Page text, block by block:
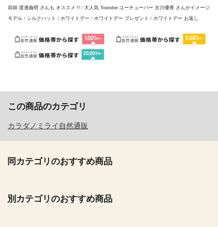
容師 渡邊義明 さんも オススメ !! / 大人気 Youtuber ユーチューバー 古川優香 さんがイメージ
モデル / シルクハット / ホワイトデー / ホワイトデー プレゼント / ホワイトデー お返し
この商品のカテゴリ
カラダノミライ自然通販
同カテゴリのおすすめ商品
別カテゴリのおすすめ商品